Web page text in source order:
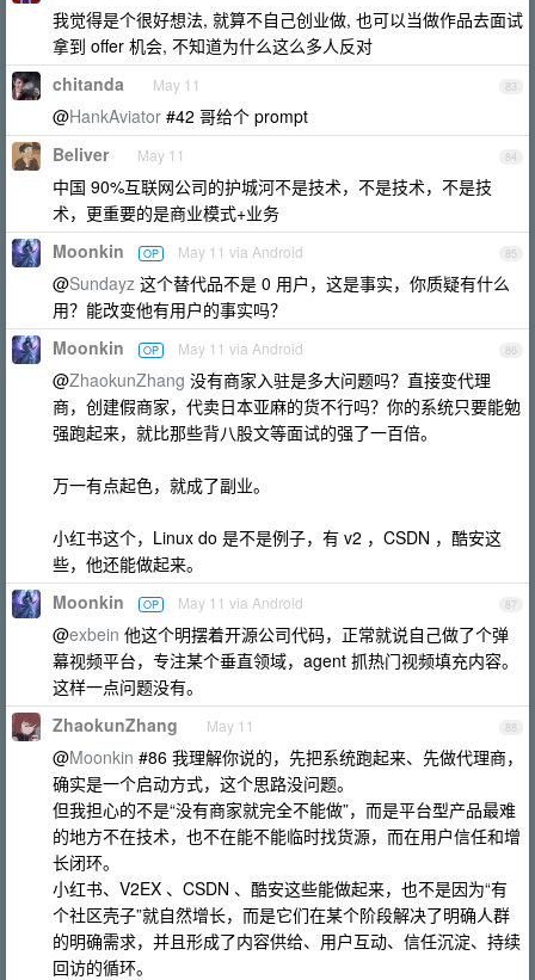
我觉得是个很好想法, 就算不自己创业做, 也可以当做作品去面试
拿到 offer 机会, 不知道为什么这么多人反对
83
chitanda May 11
@HankAviator #42 哥给个 prompt
84
Beliver May 11
中国 90%互联网公司的护城河不是技术，不是技术，不是技
术，更重要的是商业模式+业务
85
Moonkin OP May 11 via Android
@Sundayz 这个替代品不是 0 用户，这是事实，你质疑有什么
用？能改变他有用户的事实吗？
86
Moonkin OP May 11 via Android
@ZhaokunZhang 没有商家入驻是多大问题吗？直接变代理
商，创建假商家，代卖日本亚麻的货不行吗？你的系统只要能勉
强跑起来，就比那些背八股文等面试的强了一百倍。
万一有点起色，就成了副业。
小红书这个，Linux do 是不是例子，有 v2 ，CSDN ，酷安这
些，他还能做起来。
87
Moonkin OP May 11 via Android
@exbein 他这个明摆着开源公司代码，正常就说自己做了个弹
幕视频平台，专注某个垂直领域，agent 抓热门视频填充内容。
这样一点问题没有。
88
ZhaokunZhang May 11
@Moonkin #86 我理解你说的，先把系统跑起来、先做代理商，
确实是一个启动方式，这个思路没问题。
但我担心的不是“没有商家就完全不能做”，而是平台型产品最难
的地方不在技术，也不在能不能临时找货源，而在用户信任和增
长闭环。
小红书、V2EX 、CSDN 、酷安这些能做起来，也不是因为“有
个社区壳子”就自然增长，而是它们在某个阶段解决了明确人群
的明确需求，并且形成了内容供给、用户互动、信任沉淀、持续
回访的循环。